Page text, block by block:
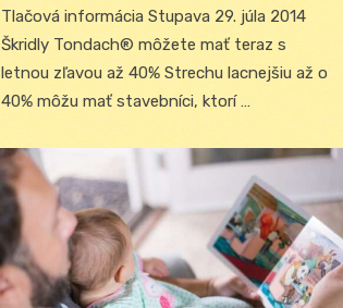
Tlačová informácia Stupava 29. júla 2014
Škridly Tondach® môžete mať teraz s
letnou zľavou až 40% Strechu lacnejšiu až o
40% môžu mať stavebníci, ktorí …